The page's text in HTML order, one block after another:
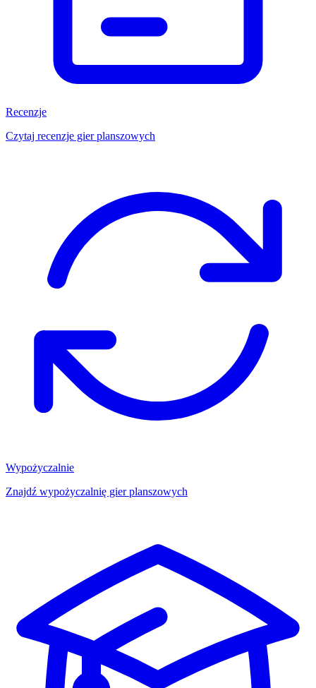
Recenzje
Czytaj recenzje gier planszowych
Wypożyczalnie
Znajdź wypożyczalnię gier planszowych